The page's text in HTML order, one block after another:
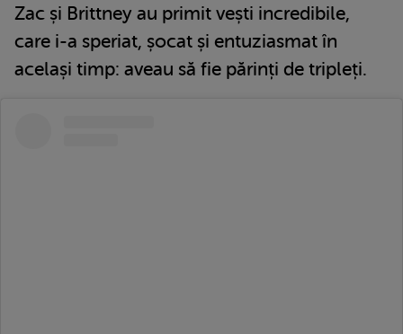
Zac și Brittney au primit vești incredibile,
care i-a speriat, șocat și entuziasmat în
același timp: aveau să fie părinți de tripleți.